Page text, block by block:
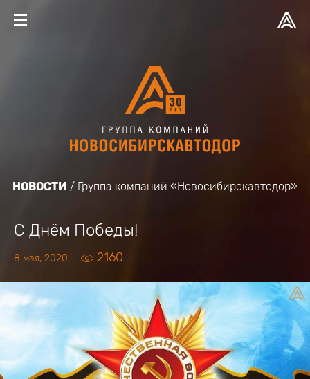
НОВОСТИ Группа компаний «Новосибирскавтодор»
С Днём Победы!
8 мая, 2020 2160